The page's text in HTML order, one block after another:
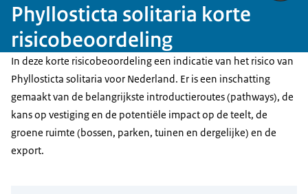
Phyllosticta solitaria korte
risicobeoordeling
In deze korte risicobeoordeling een indicatie van het risico van
Phyllosticta solitaria voor Nederland. Er is een inschatting
gemaakt van de belangrijkste introductieroutes (pathways), de
kans op vestiging en de potentiële impact op de teelt, de
groene ruimte (bossen, parken, tuinen en dergelijke) en de
export.